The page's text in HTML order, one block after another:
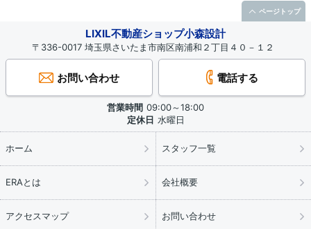
LIXIL不動産ショップ小森設計
〒336-0017 埼玉県さいたま市南区南浦和２丁目４０－１２
お問い合わせ 電話する
営業時間 09:00～18:00
定休日 水曜日
ホーム スタッフ一覧
ERAとは 会社概要
アクセスマップ お問い合わせ
ページトップ